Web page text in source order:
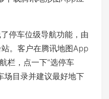
停车位级导航功能，由
。客户在腾讯地图App
栏，点一下“选停车
场目录并建议最好地下